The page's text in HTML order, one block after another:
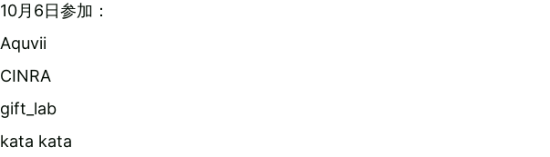
10月6日参加：
Aquvii
CINRA
gift_lab
kata kata